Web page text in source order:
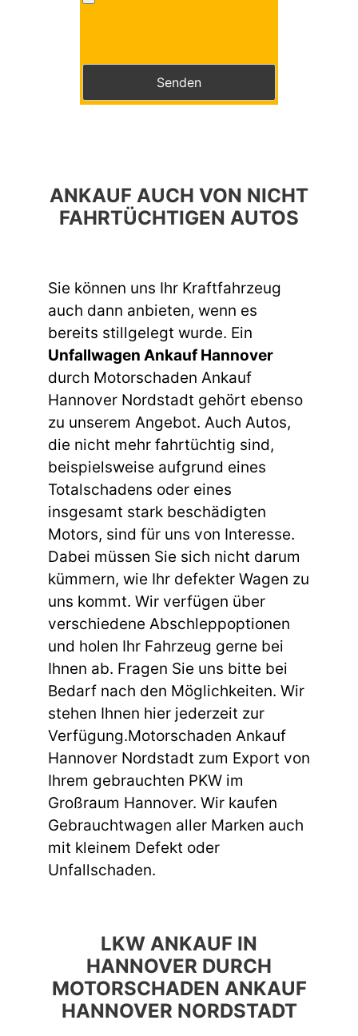
Bitte lasse dieses Feld leer.
ANKAUF AUCH VON NICHT
FAHRTÜCHTIGEN AUTOS
Sie können uns Ihr Kraftfahrzeug
auch dann anbieten, wenn es
bereits stillgelegt wurde. Ein
Unfallwagen Ankauf Hannover
durch Motorschaden Ankauf
Hannover Nordstadt gehört ebenso
zu unserem Angebot. Auch Autos,
die nicht mehr fahrtüchtig sind,
beispielsweise aufgrund eines
Totalschadens oder eines
insgesamt stark beschädigten
Motors, sind für uns von Interesse.
Dabei müssen Sie sich nicht darum
kümmern, wie Ihr defekter Wagen zu
uns kommt. Wir verfügen über
verschiedene Abschleppoptionen
und holen Ihr Fahrzeug gerne bei
Ihnen ab. Fragen Sie uns bitte bei
Bedarf nach den Möglichkeiten. Wir
stehen Ihnen hier jederzeit zur
Verfügung.Motorschaden Ankauf
Hannover Nordstadt zum Export von
Ihrem gebrauchten PKW im
Großraum Hannover. Wir kaufen
Gebrauchtwagen aller Marken auch
mit kleinem Defekt oder
Unfallschaden.
LKW ANKAUF IN
HANNOVER DURCH
MOTORSCHADEN ANKAUF
HANNOVER NORDSTADT